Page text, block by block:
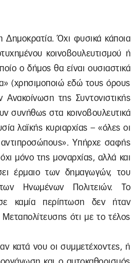
Δημοκρατία. Όχι φυσικά κάποια
κοινοβουλευτισμού ή
ο δήμος θα είναι ουσιαστικά
(χρησιμοποιώ εδώ τους όρους
της Συντονιστικής
συνήθως στα κοινοβουλευτικά
λαϊκής κυριαρχίας – «όλες οι
Υπήρχε σαφής
μόνο της μοναρχίας, αλλά και
έρμαιο των δημαγωγών, του
Ηνωμένων Πολιτειών. Το
καμία περίπτωση δεν ήταν
ότι με το τέλος
κατά νου οι συμμετέχοντες, ή